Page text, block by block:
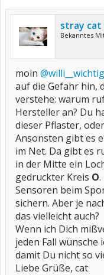
stray cat
Bekanntes
moin @willi__wichtig
auf die Gefahr hin,
verstehe: warum
Hersteller an? Du
dieser Pflaster,
Ansonsten gibt es
im Net. Da gibt es
in der Mitte ein
gedruckter Kreis O
Sensoren beim
sichern. Aber je
das vielleicht auch?
Wenn ich Dich
jeden Fall wünsche
damit Du nicht so
Liebe Grüße, cat